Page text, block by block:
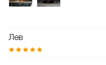
Лев